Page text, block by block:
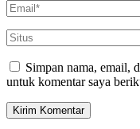
Simpan nama, email,
untuk komentar saya